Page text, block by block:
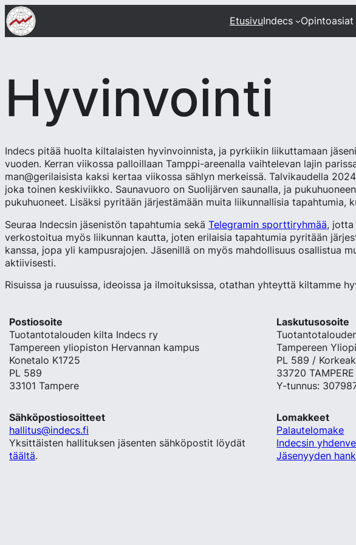
Siirry
sisältöön
EtusivuIndecs Opintoasiat
Hyvinvointi
Indecs pitää huolta kiltalaisten hyvinvoinnista, ja pyrkiikin liikuttamaan
vuoden. Kerran viikossa palloillaan Tamppi-areenalla vaihtelevan lajin
man@gerilaisista kaksi kertaa viikossa sählyn merkeissä. Talvikaudella
joka toinen keskiviikko. Saunavuoro on Suolijärven saunalla, ja
pukuhuoneet. Lisäksi pyritään järjestämään muita liikunnallisia tapahtumia,
Seuraa Indecsin jäsenistön tapahtumia sekä Telegramin sporttiryhmää, jotta
verkostoitua myös liikunnan kautta, joten erilaisia tapahtumia pyritään
kanssa, jopa yli kampusrajojen. Jäsenillä on myös mahdollisuus osallistua
aktiivisesti.
Risuissa ja ruusuissa, ideoissa ja ilmoituksissa, otathan yhteyttä kiltamme
Postiosoite
Tuotantotalouden kilta Indecs ry
Tampereen yliopiston Hervannan kampus
Konetalo K1725
PL 589
33101 Tampere
Laskutusosoite
Tampereen
PL 589 /
33720 TAMPERE
Y-tunnus:
Sähköpostiosoitteet
hallitus@indecs.fi
Yksittäisten hallituksen jäsenten sähköpostit löydät
täältä.
Lomakkeet
Palautelomake
Indecsin
Jäsenyyden